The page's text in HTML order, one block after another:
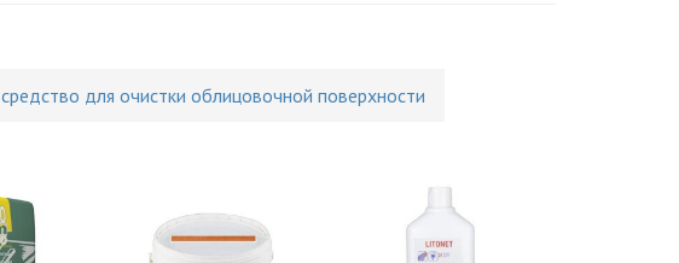
средство для очистки облицовочной поверхности